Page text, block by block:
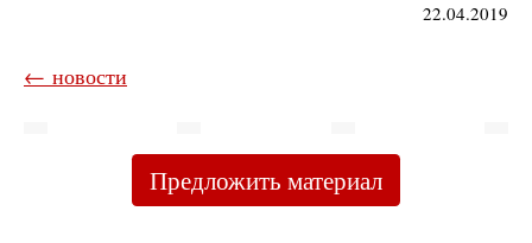
22.04.2019
← новости
Предложить материал